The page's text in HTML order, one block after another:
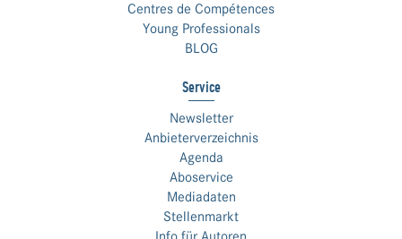
Centres de Compétences
Young Professionals
BLOG
Service
Newsletter
Anbieterverzeichnis
Agenda
Aboservice
Mediadaten
Stellenmarkt